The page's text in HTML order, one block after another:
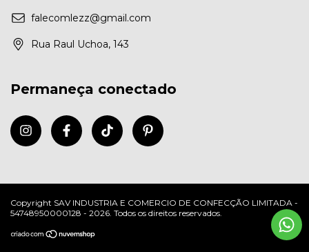
falecomlezz@gmail.com
Rua Raul Uchoa, 143
Permaneça conectado
Copyright SAV INDUSTRIA E COMERCIO DE CONFECÇÃO LIMITADA -
54748950000128 - 2026. Todos os direitos reservados.